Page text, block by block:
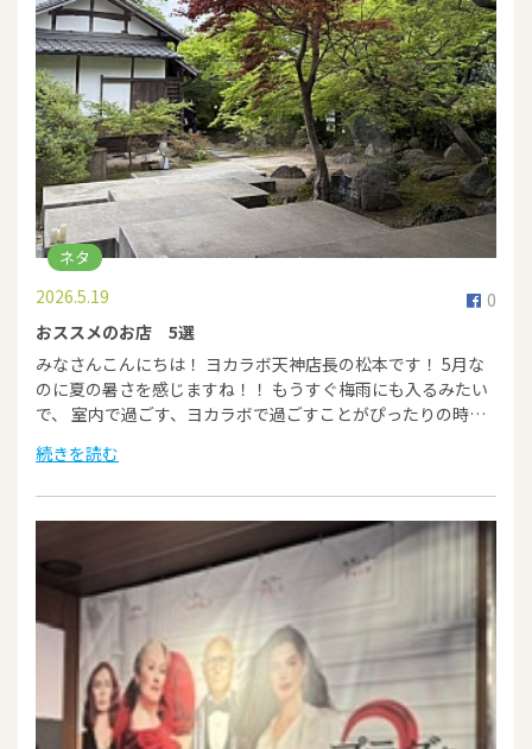
ネタ
0
2026.5.19
おススメのお店 5選
みなさんこんにちは！ ヨカラボ天神店長の松本です！ 5月な
のに夏の暑さを感じますね！！ もうすぐ梅雨にも入るみたい
で、 室内で過ごす、ヨカラボで過ごすことがぴったりの時…
続きを読む